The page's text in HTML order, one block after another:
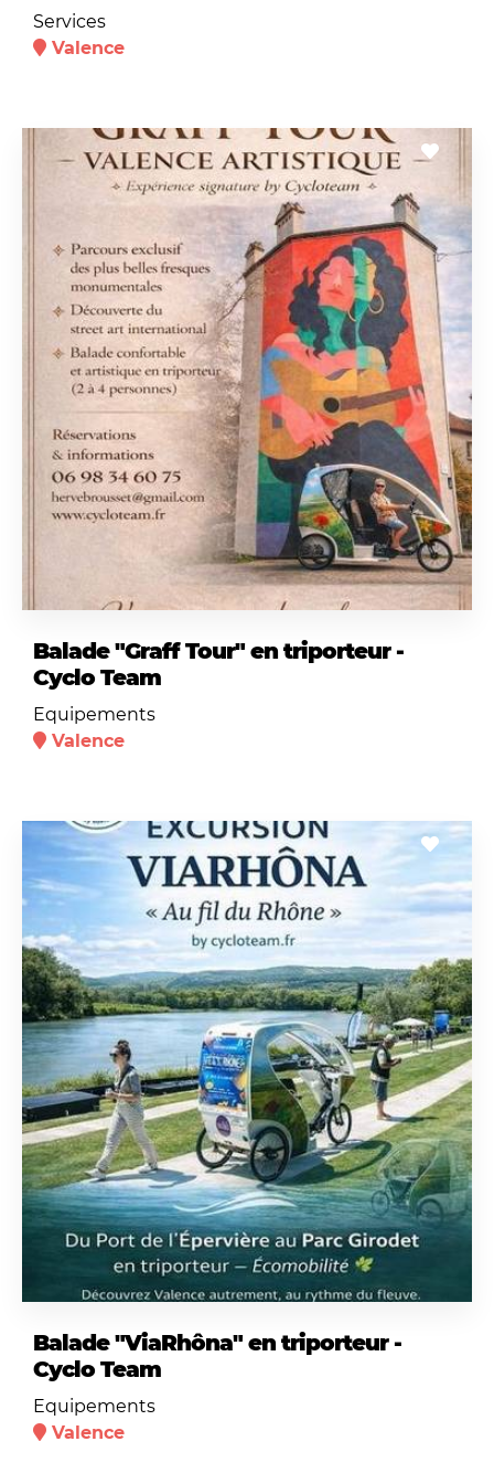
Services
Valence
Balade "Graff Tour" en triporteur -
Cyclo Team
Equipements
Valence
Balade "ViaRhôna" en triporteur -
Cyclo Team
Equipements
Valence